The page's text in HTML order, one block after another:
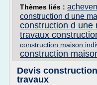
Thèmes liés :
construction d une
construction d une
travaux
construction maison
construction
Devis
travaux